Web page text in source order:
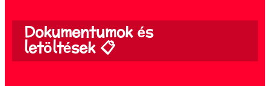
Dokumentumok és
letöltések 📋